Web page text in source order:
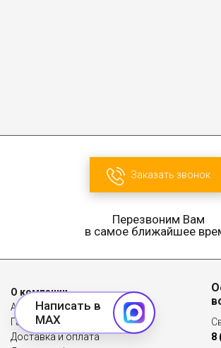
Заказать звонок
Перезвоним Вам
в самое ближайшее
О компании
Акции
Гарантии
Доставка и оплата
8
Написать в
MAX